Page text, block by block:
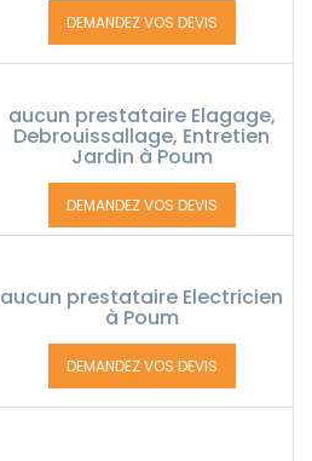
DEMANDEZ VOS DEVIS
aucun prestataire Elagage,
Debrouissallage, Entretien
Jardin à Poum
DEMANDEZ VOS DEVIS
aucun prestataire Electricien
à Poum
DEMANDEZ VOS DEVIS